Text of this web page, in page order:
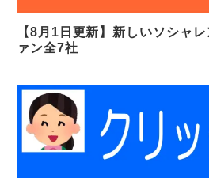
【8月1日更新】新しいソシャ
ァン全7社